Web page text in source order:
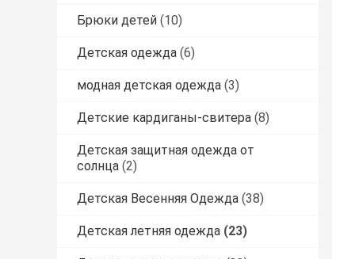
Брюки детей (10)
Детская одежда (6)
модная детская одежда (3)
Детские кардиганы-свитера (8)
Детская защитная одежда от
солнца (2)
Детская Весенняя Одежда (38)
Детская летняя одежда (23)